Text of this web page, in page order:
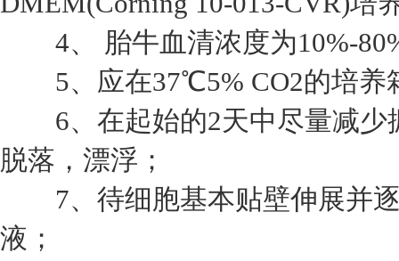
4、 胎牛血清浓度为10%-
5、应在37℃5% CO2的培养
6、在起始的2天中尽量减少
脱落，漂浮；
7、待细胞基本贴壁伸展并逐
液；